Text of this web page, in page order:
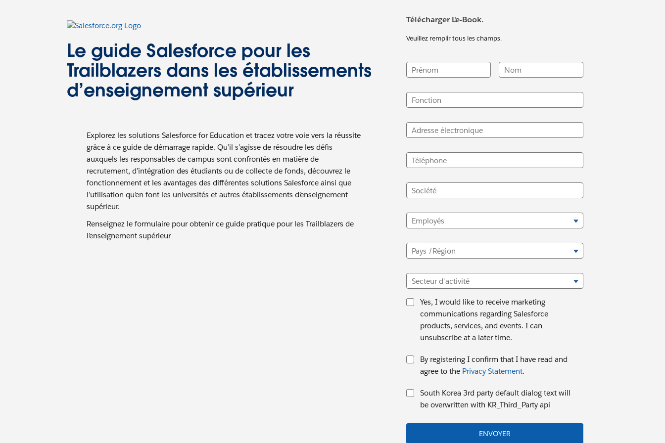
Le guide Salesforce pour les
Trailblazers dans les établissements
d’enseignement supérieur
Explorez les solutions Salesforce for Education et tracez votre voie vers la réussite
grâce à ce guide de démarrage rapide. Qu’il s’agisse de résoudre les défis
auxquels les responsables de campus sont confrontés en matière de
recrutement, d’intégration des étudiants ou de collecte de fonds, découvrez le
fonctionnement et les avantages des différentes solutions Salesforce ainsi que
l’utilisation qu’en font les universités et autres établissements d’enseignement
supérieur.
Renseignez le formulaire pour obtenir ce guide pratique pour les Trailblazers de
l’enseignement supérieur
Télécharger L'e-Book.
Veuillez remplir tous les champs.
Prénom Nom
Fonction
Adresse électronique
Téléphone
Société
Employés
Pays /Région
Secteur d'activité
Yes, I would like to receive marketing
communications regarding Salesforce
products, services, and events. I can
unsubscribe at a later time.
By registering I confirm that I have read and
agree to the Privacy Statement.
South Korea 3rd party default dialog text will
be overwritten with KR_Third_Party api
ENVOYER